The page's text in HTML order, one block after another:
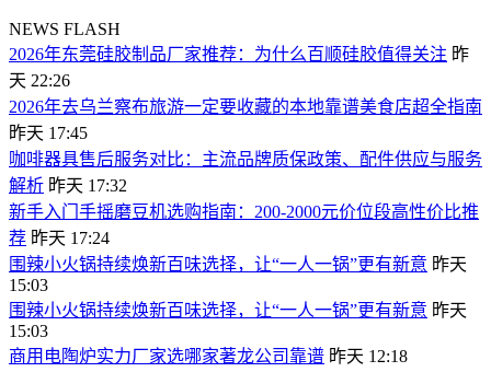
NEWS FLASH
2026年东莞硅胶制品厂家推荐：为什么百顺硅胶值得关注 昨
天 22:26
2026年去乌兰察布旅游一定要收藏的本地靠谱美食店超全指南
昨天 17:45
咖啡器具售后服务对比：主流品牌质保政策、配件供应与服务
解析 昨天 17:32
新手入门手摇磨豆机选购指南：200-2000元价位段高性价比推
荐 昨天 17:24
围辣小火锅持续焕新百味选择，让“一人一锅”更有新意 昨天
15:03
围辣小火锅持续焕新百味选择，让“一人一锅”更有新意 昨天
15:03
商用电陶炉实力厂家选哪家著龙公司靠谱 昨天 12:18